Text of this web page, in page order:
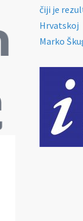
čiji je
Hrvatskoj
Marko